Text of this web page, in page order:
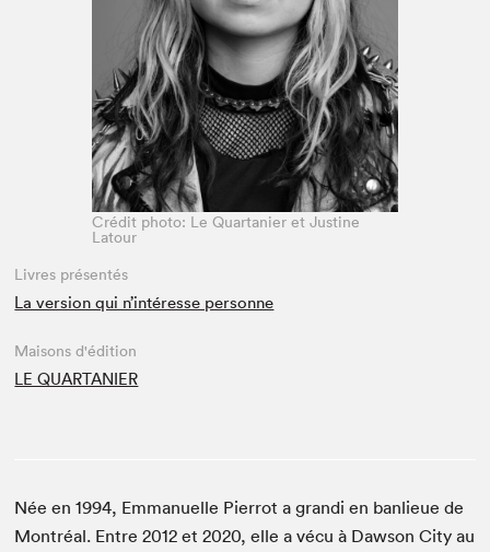
Espace médias
Crédit photo: Le Quartanier et Justine
Latour
Livres présentés
La version qui n’intéresse personne
Maisons d'édition
LE QUARTANIER
Née en 1994, Emmanuelle Pierrot a grandi en banlieue de
Montréal. Entre 2012 et 2020, elle a vécu à Dawson City au